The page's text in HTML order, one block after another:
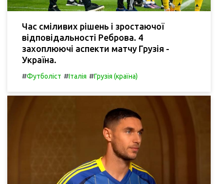
Час сміливих рішень і зростаючої
відповідальності Реброва. 4
захоплюючі аспекти матчу Грузія -
Україна.
#Футболіст #Італія #Грузія (країна)